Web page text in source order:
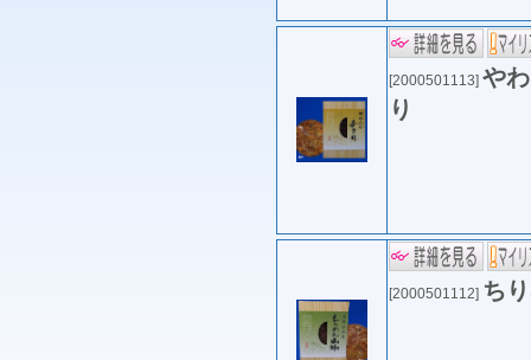
[2000501113] や
り
[2000501112] ち